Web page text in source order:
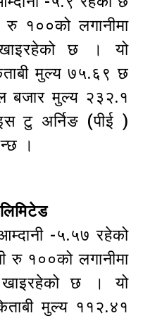
१००को लगानीमा
छ । यो
मुल्य ७५.६९ छ
बजार मुल्य २३२.१
टु अर्निङ (पीई )
।
-५.५७ रहेको
रु १००को लगानीमा
छ । यो
मुल्य ११२.४१